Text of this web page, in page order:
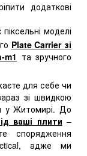
додаткові
моделі
Plate Carrier зі
m1 та зручного
для себе чи
зі швидкою
у Житомирі. До
ваші плити –
спорядження
адже ми